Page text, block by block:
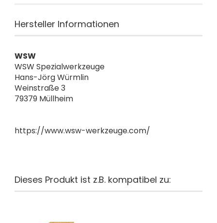
Hersteller Informationen
WSW
WSW Spezialwerkzeuge
Hans-Jörg Würmlin
Weinstraße 3
79379 Müllheim
https://www.wsw-werkzeuge.com/
Dieses Produkt ist z.B. kompatibel zu: